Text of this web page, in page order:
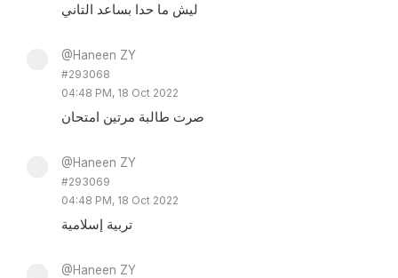
ليش ما حدا بساعد التاني
@Haneen ZY
#293068
04:48 PM, 18 Oct 2022
صرت طالبة مرتين امتحان
@Haneen ZY
#293069
04:48 PM, 18 Oct 2022
تربية إسلامية
@Haneen ZY